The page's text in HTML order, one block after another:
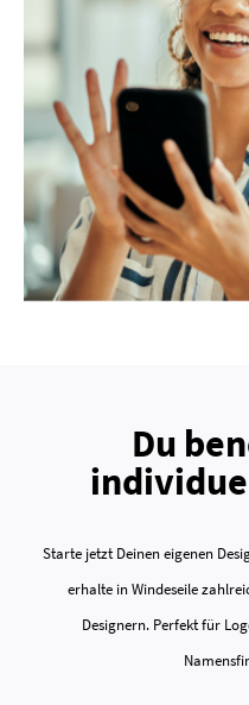
Du
Starte jetzt Deinen eigenen
erhalte in Windeseile
Designern. Perfekt für